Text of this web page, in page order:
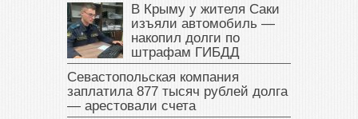
В Крыму у жителя Саки
изъяли автомобиль —
накопил долги по
штрафам ГИБДД
Севастопольская компания
заплатила 877 тысяч рублей долга
— арестовали счета